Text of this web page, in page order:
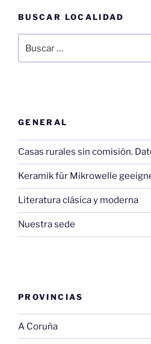
BUSCAR LOCALIDAD
por:
GENERAL
Casas rurales sin comisión.
Keramik für Mikrowelle
Literatura clásica y moderna
Nuestra sede
PROVINCIAS
A Coruña